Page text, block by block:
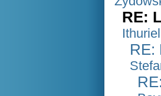
RE:
Ithuriel
RE: